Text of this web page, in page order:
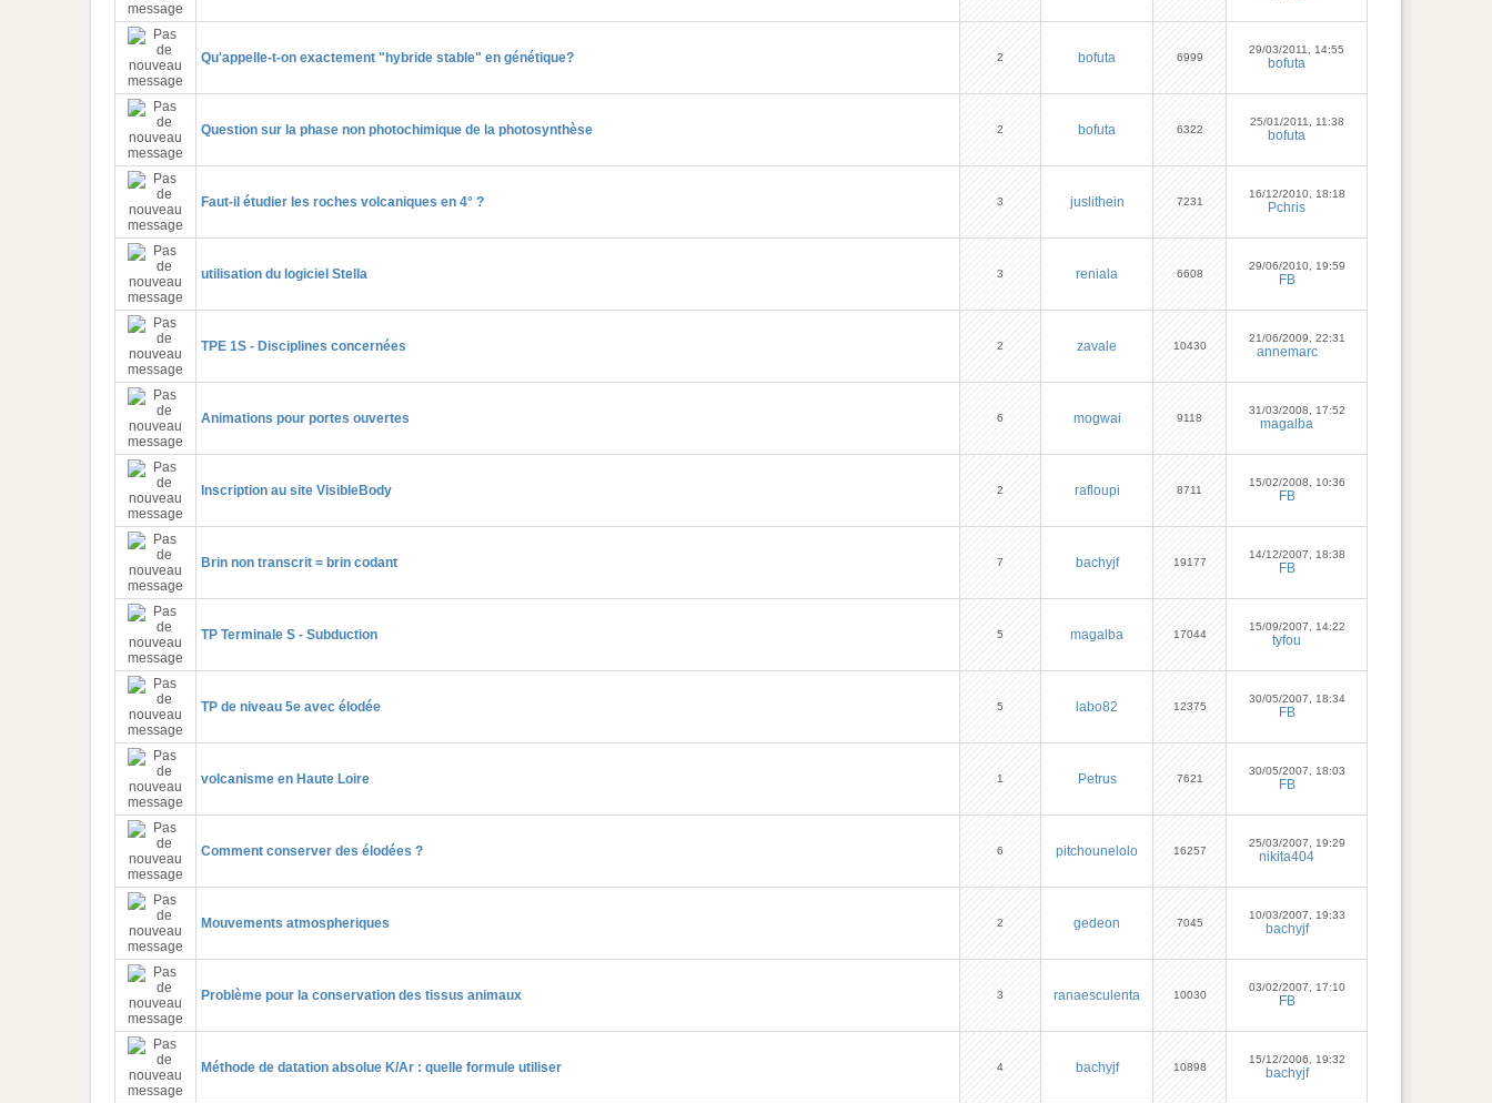
Qu'appelle-t-on exactement "hybride stable" en génétique? 2 bofuta 6999
29/03/2011, 14:55
bofuta
Question sur la phase non photochimique de la photosynthèse 2 bofuta 6322
25/01/2011, 11:38
bofuta
Faut-il étudier les roches volcaniques en 4° ? 3 juslithein 7231
16/12/2010, 18:18
Pchris
utilisation du logiciel Stella 3 reniala 6608
29/06/2010, 19:59
FB
TPE 1S - Disciplines concernées 2 zavale 10430
21/06/2009, 22:31
annemarc
Animations pour portes ouvertes 6 mogwai 9118
31/03/2008, 17:52
magalba
Inscription au site VisibleBody 2 rafloupi 8711
15/02/2008, 10:36
FB
Brin non transcrit = brin codant 7 bachyjf 19177
14/12/2007, 18:38
FB
TP Terminale S - Subduction 5 magalba 17044
15/09/2007, 14:22
tyfou
TP de niveau 5e avec élodée 5 labo82 12375
30/05/2007, 18:34
FB
volcanisme en Haute Loire 1 Petrus 7621
30/05/2007, 18:03
FB
Comment conserver des élodées ? 6 pitchounelolo 16257
25/03/2007, 19:29
nikita404
Mouvements atmospheriques 2 gedeon 7045
10/03/2007, 19:33
bachyjf
Problème pour la conservation des tissus animaux 3 ranaesculenta 10030
03/02/2007, 17:10
FB
Méthode de datation absolue K/Ar : quelle formule utiliser 4 bachyjf 10898
15/12/2006, 19:32
bachyjf